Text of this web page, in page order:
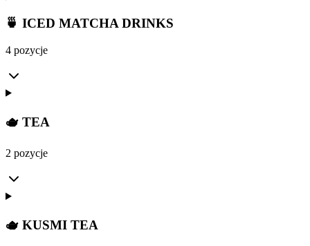
🍵 ICED MATCHA DRINKS
4 pozycje
🫖 TEA
2 pozycje
🫖 KUSMI TEA